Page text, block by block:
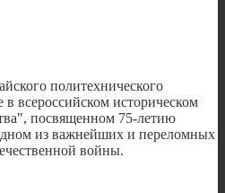
политехнического
всероссийском историческом
посвященном 75-летию
из важнейших и переломных
войны.